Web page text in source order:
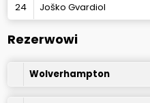
24
Joško Gvardiol
Rezerwowi
Wolverhampton